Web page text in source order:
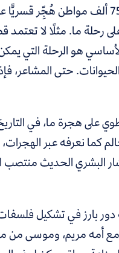
كُنت أنوي كتابة قصة أمي كواحدة من
رحلة ما. مثلًا لا تعتمد
هو الرحلة التي
الحيوانات. حتى
هجرة ما، في التاريخ
كما نعرفه عبر الهجرات،
البشري الحديث
بارز في تشكيل فلسفات
مع أمه مريم، وموسى